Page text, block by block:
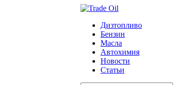
Дизтопливо
Бензин
Масла
Автохимия
Новости
Статьи